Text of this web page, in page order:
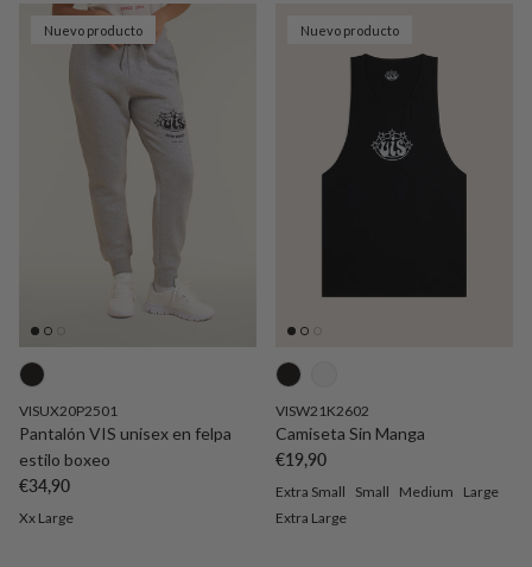
Nuevo producto
VISUX20P2501
Pantalón VIS unisex en felpa
estilo boxeo
Precio normal
€34,90
Xx Large
Nuevo producto
VISW21K2602
Camiseta Sin Manga
Precio normal
€19,90
Extra Small Small Medium
Large
Extra Large